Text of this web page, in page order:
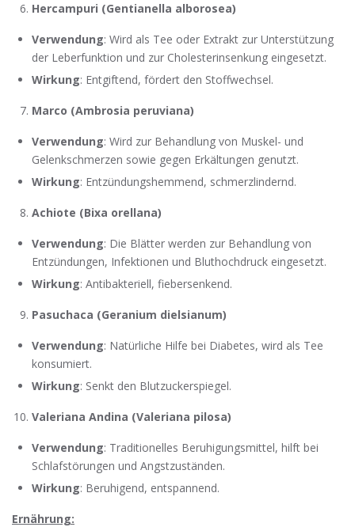
Hercampuri (Gentianella alborosea)
Verwendung: Wird als Tee oder Extrakt zur Unterstützung
der Leberfunktion und zur Cholesterinsenkung eingesetzt.
Wirkung: Entgiftend, fördert den Stoffwechsel.
Marco (Ambrosia peruviana)
Verwendung: Wird zur Behandlung von Muskel- und
Gelenkschmerzen sowie gegen Erkältungen genutzt.
Wirkung: Entzündungshemmend, schmerzlindernd.
Achiote (Bixa orellana)
Verwendung: Die Blätter werden zur Behandlung von
Entzündungen, Infektionen und Bluthochdruck eingesetzt.
Wirkung: Antibakteriell, fiebersenkend.
Pasuchaca (Geranium dielsianum)
Verwendung: Natürliche Hilfe bei Diabetes, wird als Tee
konsumiert.
Wirkung: Senkt den Blutzuckerspiegel.
Valeriana Andina (Valeriana pilosa)
Verwendung: Traditionelles Beruhigungsmittel, hilft bei
Schlafstörungen und Angstzuständen.
Wirkung: Beruhigend, entspannend.
Ernährung: